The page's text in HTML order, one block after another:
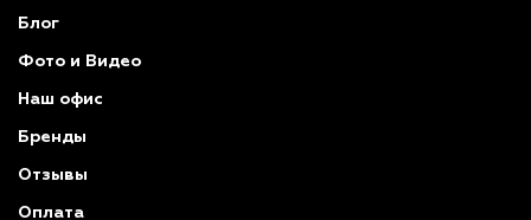
Блог
Фото и Видео
Наш офис
Бренды
Отзывы
Оплата